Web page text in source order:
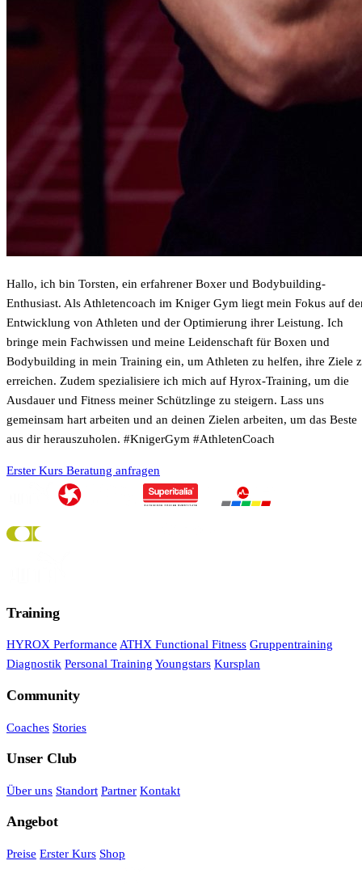
Hallo, ich bin Torsten, ein erfahrener Boxer und Bodybuilding-
Enthusiast. Als Athletencoach im Kniger Gym liegt mein Fokus auf
Entwicklung von Athleten und der Optimierung ihrer Leistung. Ich
bringe mein Fachwissen und meine Leidenschaft für Boxen und
Bodybuilding in mein Training ein, um Athleten zu helfen, ihre Ziele
erreichen. Zudem spezialisiere ich mich auf Hyrox-Training, um die
Ausdauer und Fitness meiner Schützlinge zu steigern. Lass uns
gemeinsam hart arbeiten und an deinen Zielen arbeiten, um das Beste
aus dir herauszuholen. #KnigerGym #AthletenCoach
Erster Kurs Beratung anfragen
Training
HYROX Performance ATHX Functional Fitness Gruppentraining
Diagnostik Personal Training Youngstars Kursplan
Community
Coaches Stories
Unser Club
Über uns Standort Partner Kontakt
Angebot
Preise Erster Kurs Shop